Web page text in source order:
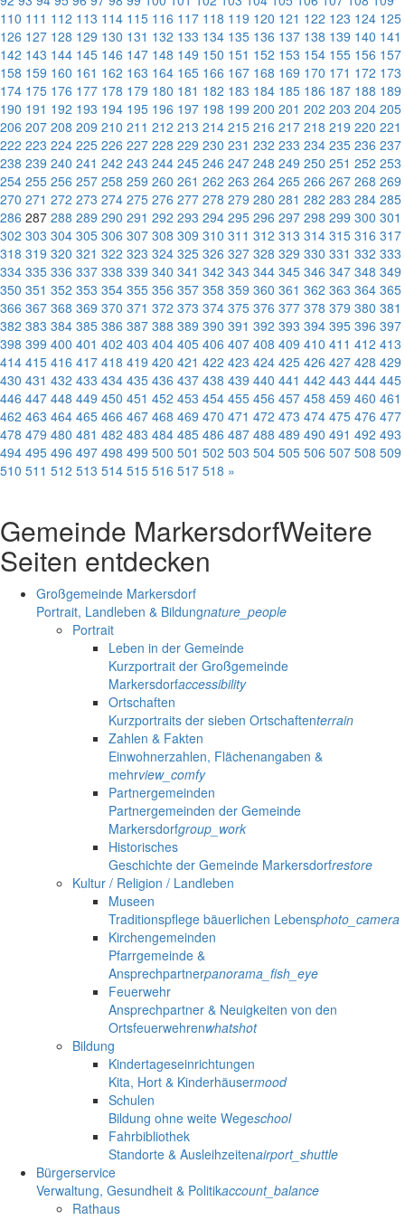
110 111 112 113 114 115 116 117 118 119 120 121 122 123 124 125
126 127 128 129 130 131 132 133 134 135 136 137 138 139 140 141
142 143 144 145 146 147 148 149 150 151 152 153 154 155 156 157
158 159 160 161 162 163 164 165 166 167 168 169 170 171 172 173
174 175 176 177 178 179 180 181 182 183 184 185 186 187 188 189
190 191 192 193 194 195 196 197 198 199 200 201 202 203 204 205
206 207 208 209 210 211 212 213 214 215 216 217 218 219 220 221
222 223 224 225 226 227 228 229 230 231 232 233 234 235 236 237
238 239 240 241 242 243 244 245 246 247 248 249 250 251 252 253
254 255 256 257 258 259 260 261 262 263 264 265 266 267 268 269
270 271 272 273 274 275 276 277 278 279 280 281 282 283 284 285
286 287 288 289 290 291 292 293 294 295 296 297 298 299 300 301
302 303 304 305 306 307 308 309 310 311 312 313 314 315 316 317
318 319 320 321 322 323 324 325 326 327 328 329 330 331 332 333
334 335 336 337 338 339 340 341 342 343 344 345 346 347 348 349
350 351 352 353 354 355 356 357 358 359 360 361 362 363 364 365
366 367 368 369 370 371 372 373 374 375 376 377 378 379 380 381
382 383 384 385 386 387 388 389 390 391 392 393 394 395 396 397
398 399 400 401 402 403 404 405 406 407 408 409 410 411 412 413
414 415 416 417 418 419 420 421 422 423 424 425 426 427 428 429
430 431 432 433 434 435 436 437 438 439 440 441 442 443 444 445
446 447 448 449 450 451 452 453 454 455 456 457 458 459 460 461
462 463 464 465 466 467 468 469 470 471 472 473 474 475 476 477
478 479 480 481 482 483 484 485 486 487 488 489 490 491 492 493
494 495 496 497 498 499 500 501 502 503 504 505 506 507 508 509
510 511 512 513 514 515 516 517 518 »
Gemeinde MarkersdorfWeitere
Seiten entdecken
Großgemeinde Markersdorf
Portrait, Landleben & Bildungnature_people
Portrait
Leben in der Gemeinde
Kurzportrait der Großgemeinde
Markersdorfaccessibility
Ortschaften
Kurzportraits der sieben Ortschaftenterrain
Zahlen & Fakten
Einwohnerzahlen, Flächenangaben &
mehrview_comfy
Partnergemeinden
Partnergemeinden der Gemeinde
Markersdorfgroup_work
Historisches
Geschichte der Gemeinde Markersdorfrestore
Kultur / Religion / Landleben
Museen
Traditionspflege bäuerlichen Lebensphoto_camera
Kirchengemeinden
Pfarrgemeinde &
Ansprechpartnerpanorama_fish_eye
Feuerwehr
Ansprechpartner & Neuigkeiten von den
Ortsfeuerwehrenwhatshot
Bildung
Kindertageseinrichtungen
Kita, Hort & Kinderhäusermood
Schulen
Bildung ohne weite Wegeschool
Fahrbibliothek
Standorte & Ausleihzeitenairport_shuttle
Bürgerservice
Verwaltung, Gesundheit & Politikaccount_balance
Rathaus